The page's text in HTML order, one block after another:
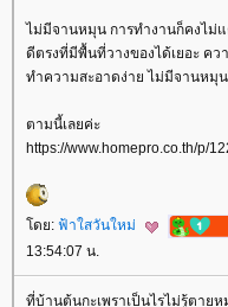
ไม่มีจานหมุน การทำงานก็คงไม่
ดีตรงที่มีพื้นที่วางของได้เยอะ คว
ทำความสะอาดง่าย ไม่มีจานหมุน
ตามนี้เลยค่ะ
https://www.homepro.co.th/p/
ดย: ฟ้าใสวันใหม่
13:54:07 น.
ที่บ้านต้นกะเพราเป็นไรไม่รู้ตาย